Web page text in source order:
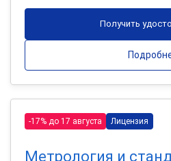
Получить
-17% до 17 августа Лицензия
Метрология и